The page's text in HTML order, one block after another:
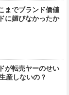
までブランド価値
に媚びなかったか
が転売ヤーのせい
産しないの？